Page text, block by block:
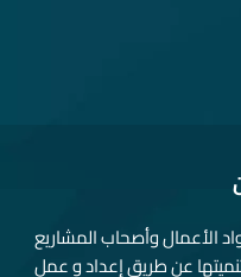
الأعمال وأصحاب المشاريع
عن طريق إعداد و عمل